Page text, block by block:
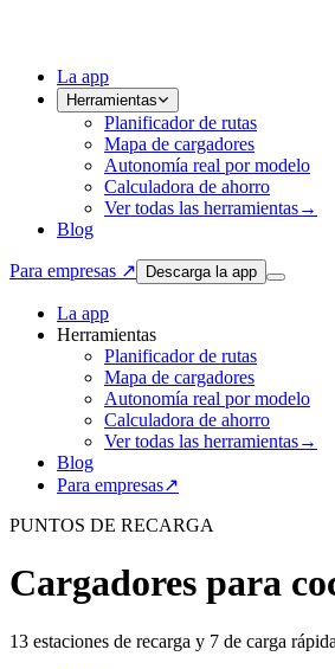
La app
Herramientas
Planificador de rutas
Mapa de cargadores
Autonomía real por modelo
Calculadora de ahorro
Ver todas las herramientas→
Blog
Para empresas ↗ Descarga la app
La app
Herramientas
Planificador de rutas
Mapa de cargadores
Autonomía real por modelo
Calculadora de ahorro
Ver todas las herramientas→
Blog
Para empresas↗
PUNTOS DE RECARGA
Cargadores para
13 estaciones de recarga y 7 de carga